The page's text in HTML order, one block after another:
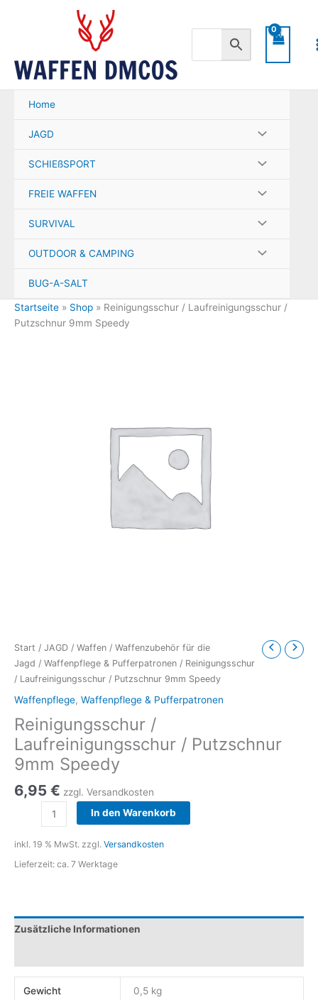
Home
JAGD
SCHIEßSPORT
FREIE WAFFEN
SURVIVAL
OUTDOOR & CAMPING
BUG-A-SALT
Startseite » Shop » Reinigungsschur / Laufreinigungsschur /
Putzschnur 9mm Speedy
Start / JAGD / Waffen / Waffenzubehör für die
Jagd / Waffenpflege & Pufferpatronen / Reinigungsschur
/ Laufreinigungsschur / Putzschnur 9mm Speedy
Waffenpflege, Waffenpflege & Pufferpatronen
Reinigungsschur /
Laufreinigungsschur / Putzschnur
9mm Speedy
6,95 € zzgl. Versandkosten
Reinigungsschur
Laufreinigungsschur
Putzschnur
Menge
In den Warenkorb
inkl. 19 % MwSt. zzgl. Versandkosten
Lieferzeit: ca. 7 Werktage
Zusätzliche Informationen
Gewicht 0,5 kg